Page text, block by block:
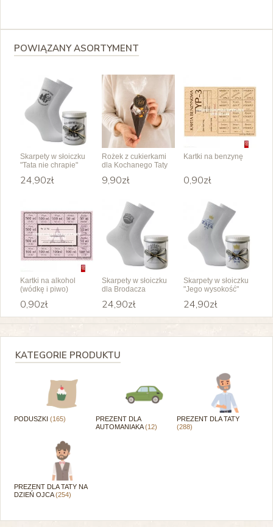
POWIĄZANY ASORTYMENT
Skarpety w słoiczku
"Tata nie chrapie"
24,90zł
Rożek z cukierkami
dla Kochanego Taty
9,90zł
Kartki na benzynę
0,90zł
Kartki na alkohol
(wódkę i piwo)
0,90zł
Skarpety w słoiczku
dla Brodacza
24,90zł
Skarpety w słoiczku
"Jego wysokość"
24,90zł
KATEGORIE PRODUKTU
PODUSZKI (165)
PREZENT DLA
AUTOMANIAKA(12)
PREZENT DLA TATY
(288)
PREZENT DLA TATY NA
DZIEŃ OJCA(254)